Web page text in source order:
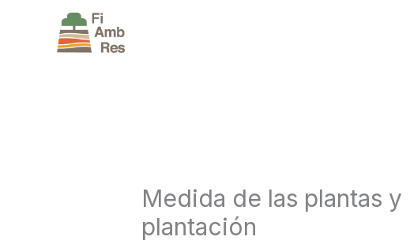
contenido
Medida de las plantas
plantación